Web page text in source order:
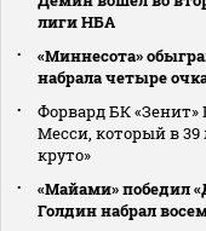
лиги НБА
«Миннесота»
набрала четыре
Форвард БК «Зенит»
Месси, который в
круто»
«Майами» победил
Голдин набрал